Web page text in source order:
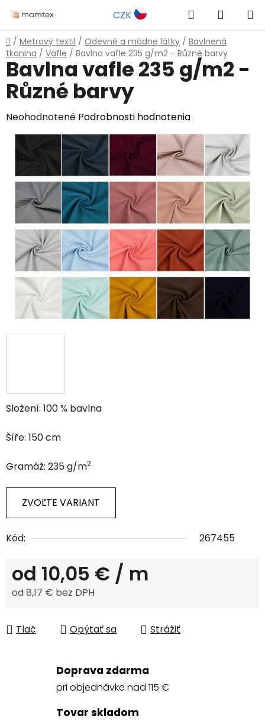
na
obsah
CZK Hľadať
KOŠÍK
Domov
/ Metrový textil / Odevné a módne látky / Bavlnená
tkanina / Vafle / Bavlna vafle 235 g/m2 - Různé barvy
Složení: 100 % bavlna
Šíře: 150 cm
Gramáž: 235 g/m2
ZVOĽTE VARIANT
Kód: 267455
od 10,05 € / m
od8,17 € bez DPH
Tlač
Opýtať sa Strážiť
Bavlna vafle 235 g/m2 -
Různé barvy
Priemerné
hodnotenie
0,0
hviezdičiek.
Neohodnotené Podrobnosti hodnotenia
Doprava zdarma
pri objednávke nad 115 €
Tovar skladom